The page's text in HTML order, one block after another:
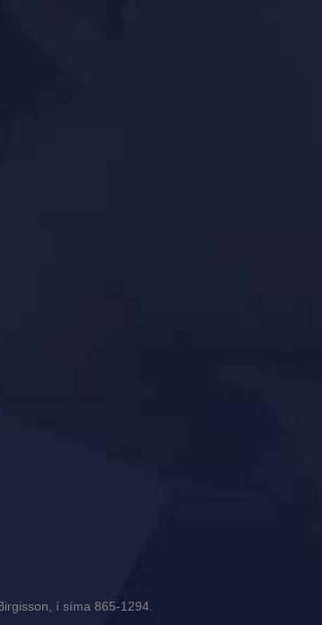
í síma 865-1294.